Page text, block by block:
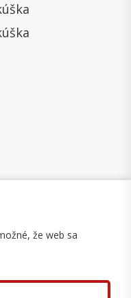
že web sa